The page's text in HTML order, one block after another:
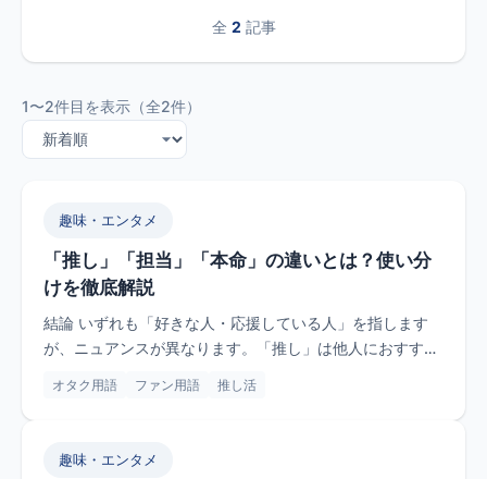
全 2 記事
1〜2件目を表示（全2件）
趣味・エンタメ
「推し」「担当」「本命」の違いとは？使い分
けを徹底解説
結論 いずれも「好きな人・応援している人」を指します
が、ニュアンスが異なります。「推し」は他人におすすめ
オタク用語 ファン用語 推し活
趣味・エンタメ